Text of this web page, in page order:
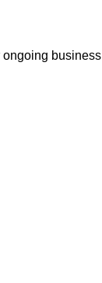
ongoing business